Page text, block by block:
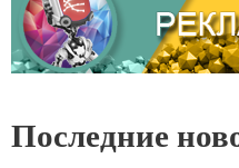
Последние